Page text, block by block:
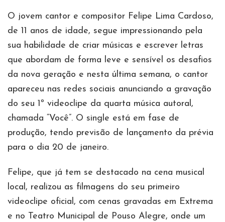
O jovem cantor e compositor Felipe Lima Cardoso,
de 11 anos de idade, segue impressionando pela
sua habilidade de criar músicas e escrever letras
que abordam de forma leve e sensível os desafios
da nova geração e nesta última semana, o cantor
apareceu nas redes sociais anunciando a gravação
do seu 1º videoclipe da quarta música autoral,
chamada “Você”. O single está em fase de
produção, tendo previsão de lançamento da prévia
para o dia 20 de janeiro.
Felipe, que já tem se destacado na cena musical
local, realizou as filmagens do seu primeiro
videoclipe oficial, com cenas gravadas em Extrema
e no Teatro Municipal de Pouso Alegre, onde um